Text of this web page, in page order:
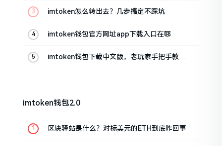
imtoken怎么转出去？几步搞定不踩坑
imtoken钱包官方网址app下载入口在哪
imtoken钱包下载中文版，老玩家手把手教你
imtoken钱包2.0
区块驿站是什么？对标美元的ETH到底咋回事